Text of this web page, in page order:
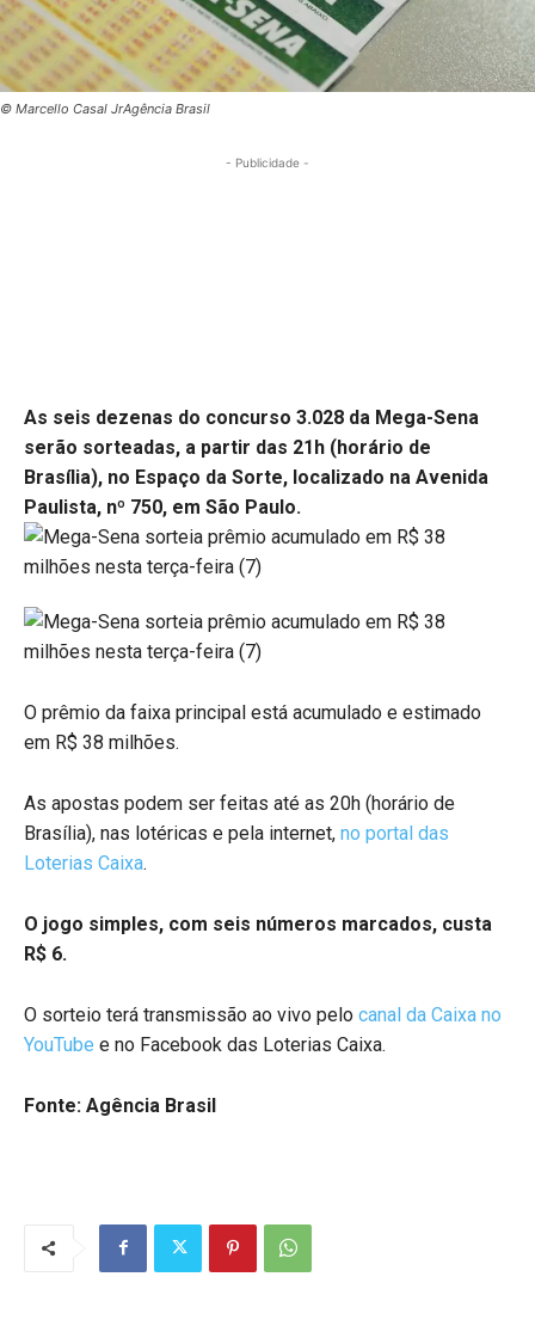
© Marcello Casal JrAgência Brasil
- Publicidade -
As seis dezenas do concurso 3.028 da Mega-Sena
serão sorteadas, a partir das 21h (horário de
Brasília), no Espaço da Sorte, localizado na Avenida
Paulista, nº 750, em São Paulo.
O prêmio da faixa principal está acumulado e estimado
em R$ 38 milhões.
As apostas podem ser feitas até as 20h (horário de
Brasília), nas lotéricas e pela internet, no portal das
Loterias Caixa.
O jogo simples, com seis números marcados, custa
R$ 6.
O sorteio terá transmissão ao vivo pelo canal da Caixa no
YouTube e no Facebook das Loterias Caixa.
Fonte: Agência Brasil